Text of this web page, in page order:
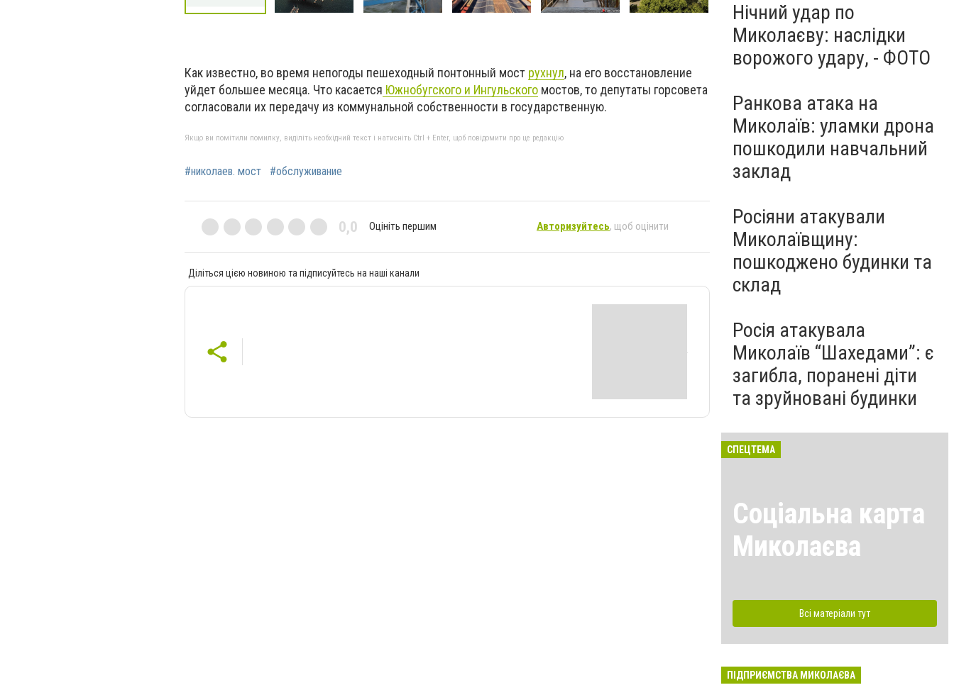
Как известно, во время непогоды пешеходный понтонный мост рухнул, на его восстановление
уйдет большее месяца. Что касается Южнобугского и Ингульского мостов, то депутаты горсовета
согласовали их передачу из коммунальной собственности в государственную.
Якщо ви помітили помилку, виділіть необхідний текст і натисніть Ctrl + Enter, щоб повідомити про це редакцію
#николаев. мост #обслуживание
0,0 Оцініть першим Авторизуйтесь, щоб оцінити
Діліться цією новиною та підписуйтесь на наші канали
Нічний удар по
Миколаєву: наслідки
ворожого удару, - ФОТО
Ранкова атака на
Миколаїв: уламки дрона
пошкодили навчальний
заклад
Росіяни атакували
Миколаївщину:
пошкоджено будинки та
склад
Росія атакувала
Миколаїв “Шахедами”: є
загибла, поранені діти
та зруйновані будинки
СПЕЦТЕМА
Соціальна карта
Миколаєва
Всі матеріали тут
ПІДПРИЄМСТВА МИКОЛАЄВА